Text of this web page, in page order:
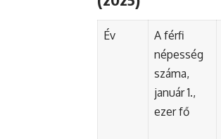
Év
A férfi
népesség
száma,
január 1.,
ezer fő